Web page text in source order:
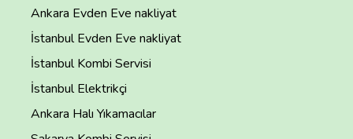
Ankara Evden Eve nakliyat
İstanbul Evden Eve nakliyat
İstanbul Kombi Servisi
İstanbul Elektrikçi
Ankara Halı Yıkamacılar